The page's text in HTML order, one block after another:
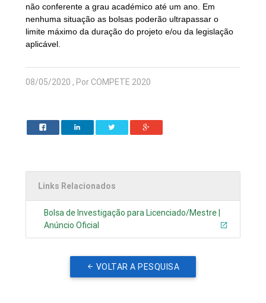
não conferente a grau académico até um ano. Em
nenhuma situação as bolsas poderão ultrapassar o
limite máximo da duração do projeto e/ou da legislação
aplicável.
08/05/2020 , Por COMPETE 2020
Links Relacionados
Bolsa de Investigação para Licenciado/Mestre |
Anúncio Oficial
VOLTAR A PESQUISA